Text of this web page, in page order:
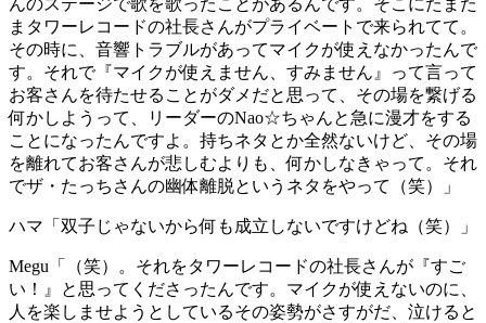
んのステージで歌を歌ったことがあるんです。そこにたまた
まタワーレコードの社長さんがプライベートで来られてて。
その時に、音響トラブルがあってマイクが使えなかったんで
す。それで『マイクが使えません、すみません』って言って
お客さんを待たせることがダメだと思って、その場を繋げる
何かしようって、リーダーのNao☆ちゃんと急に漫才をする
ことになったんですよ。持ちネタとか全然ないけど、その場
を離れてお客さんが悲しむよりも、何かしなきゃって。それ
でザ・たっちさんの幽体離脱というネタをやって（笑）」
ハマ 「双子じゃないから何も成立しないですけどね（笑）」
Megu 「（笑）。それをタワーレコードの社長さんが『すご
い！』と思ってくださったんです。マイクが使えないのに、
人を楽しませようとしているその姿勢がさすがだ、泣けると